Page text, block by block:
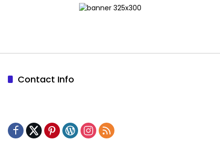
Contact Info